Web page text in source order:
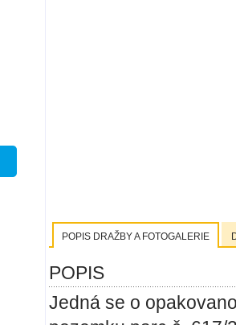
POPIS DRAŽBY A FOTOGALERIE
POPIS
Jedná se o